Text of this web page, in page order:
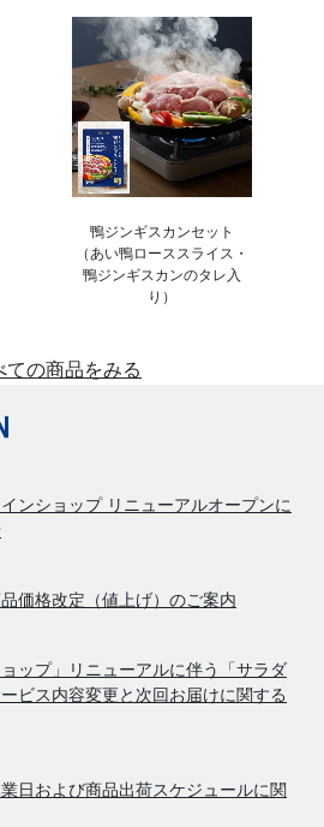
鴨ジンギスカンセット
（あい鴨ローススライス・
鴨ジンギスカンのタレ入
り）
ての商品をみる
ンショップ リニューアルオープンに
価格改定（値上げ）のご案内
ップ」リニューアルに伴う「サラダ
ビス内容変更と次回お届けに関する
日および商品出荷スケジュールに関